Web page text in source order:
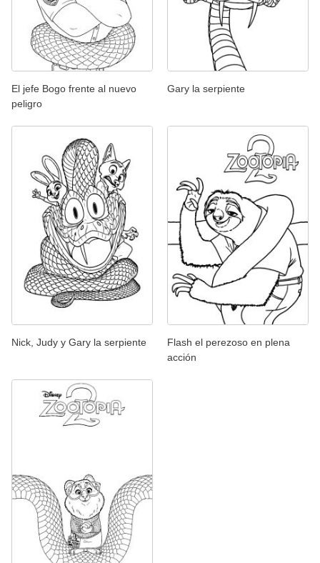
El jefe Bogo frente al nuevo
peligro
Gary la serpiente
Nick, Judy y Gary la serpiente
Flash el perezoso en plena
acción